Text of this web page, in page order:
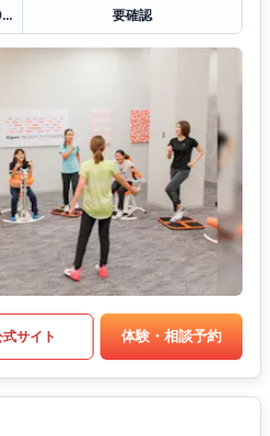
平日 9:30〜13:00❘14:00〜19:30土日祝 9:30〜13:00❘14:00〜18:00
要確認
式サイト 体験・相談予約